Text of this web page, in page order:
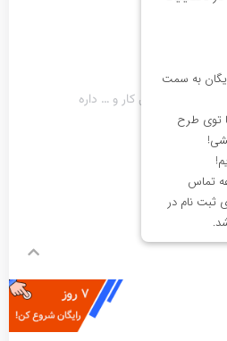
شهر محل کار و … داره
بهتره؟